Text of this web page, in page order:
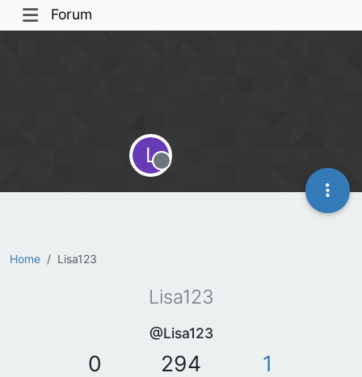
Forum
Home Lisa123
L
Offline
Lisa123
@Lisa123
0 294 1